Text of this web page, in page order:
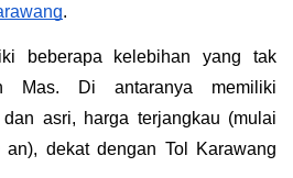
.
beberapa kelebihan yang tak
Mas. Di antaranya memiliki
asri, harga terjangkau (mulai
an), dekat dengan Tol Karawang